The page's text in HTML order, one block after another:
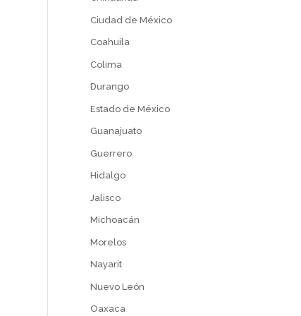
Ciudad de México
Coahuila
Colima
Durango
Estado de México
Guanajuato
Guerrero
Hidalgo
Jalisco
Michoacán
Morelos
Nayarit
Nuevo León
Oaxaca